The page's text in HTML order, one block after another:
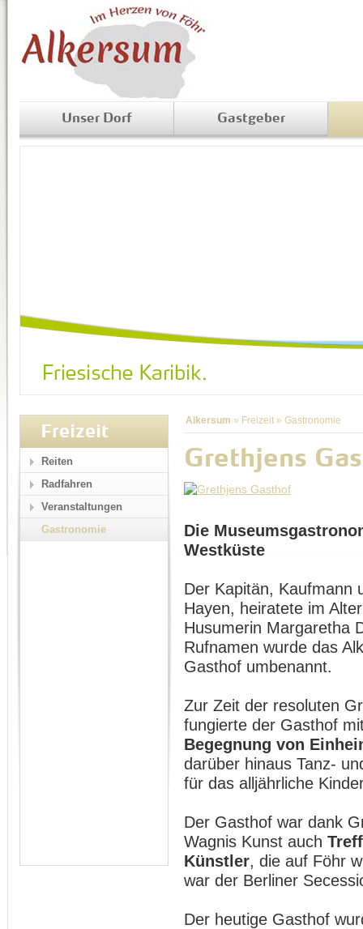
Unser Dorf Gastgeber
Alkersum » Freizeit » Gastronomie
Grethjens
Die
Westküste
Der Kapitän, Kaufmann
Hayen, heiratete im
Husumerin Margaretha
Rufnamen wurde das
Gasthof umbenannt.
Zur Zeit der resoluten
fungierte der Gasthof
Begegnung von
darüber hinaus Tanz-
für das alljährliche
Der Gasthof war dank
Wagnis Kunst auch
Künstler, die auf Föhr
war der Berliner
Der heutige Gasthof
Freizeit
Reiten
Radfahren
Veranstaltungen
Gastronomie